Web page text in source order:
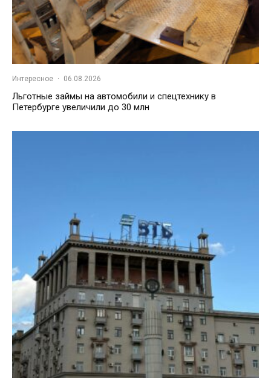
Интересное · 06.08.2026
Льготные займы на автомобили и спецтехнику в
Петербурге увеличили до 30 млн